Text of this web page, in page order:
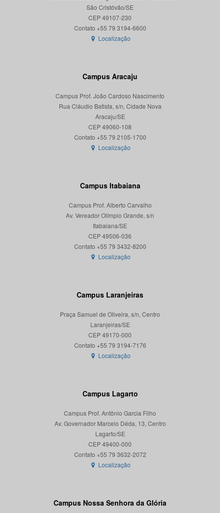
São Cristóvão/SE
CEP 49107-230
Localização
Campus Aracaju
Campus Prof. João Cardoso Nascimento
Rua Cláudio Batista, s/n, Cidade Nova
Aracaju/SE
CEP 49060-108
Localização
Campus Itabaiana
Campus Prof. Alberto Carvalho
Av. Vereador Olímpio Grande, s/n
Itabaiana/SE
CEP 49506-036
Localização
Campus Laranjeiras
Praça Samuel de Oliveira, s/n, Centro
Laranjeiras/SE
CEP 49170-000
Localização
Campus Lagarto
Campus Prof. Antônio Garcia Filho
Av. Governador Marcelo Déda, 13, Centro
Lagarto/SE
CEP 49400-000
Localização
Campus Nossa Senhora da Glória